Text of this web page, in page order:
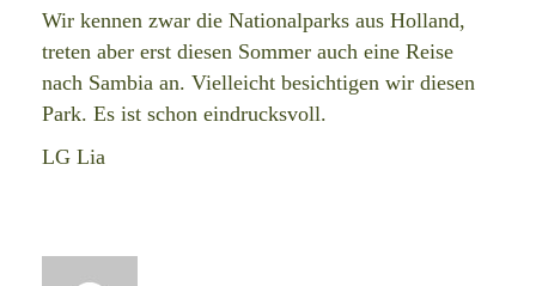
Wir kennen zwar die Nationalparks aus Holland,
treten aber erst diesen Sommer auch eine Reise
nach Sambia an. Vielleicht besichtigen wir diesen
Park. Es ist schon eindrucksvoll.
LG Lia